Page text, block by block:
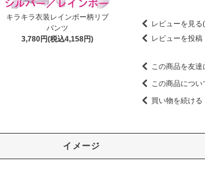
キラキラ衣装レインボー柄リブ
パンツ
3,780円(税込4,158円)
レビューを見る
レビューを投稿
この商品を友達
この商品につい
買い物を続ける
イメージ